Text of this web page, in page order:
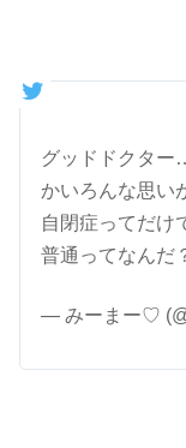
グッドドクター
かいろんな思い
自閉症ってだけ
普通ってなんだ
— みーまー♡